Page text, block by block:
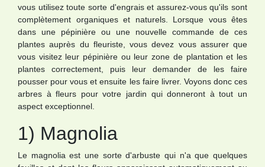
vous utilisez toute sorte d'engrais et assurez-vous qu'ils sont
complètement organiques et naturels. Lorsque vous êtes
dans une pépinière ou une nouvelle commande de ces
plantes auprès du fleuriste, vous devez vous assurer que
vous visitez leur pépinière ou leur zone de plantation et les
plantes correctement, puis leur demander de les faire
pousser pour vous et ensuite les faire livrer. Voyons donc ces
arbres à fleurs pour votre jardin qui donneront à tout un
aspect exceptionnel.
1) Magnolia
Le magnolia est une sorte d'arbuste qui n'a que quelques